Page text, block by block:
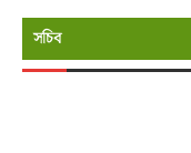
সচিব